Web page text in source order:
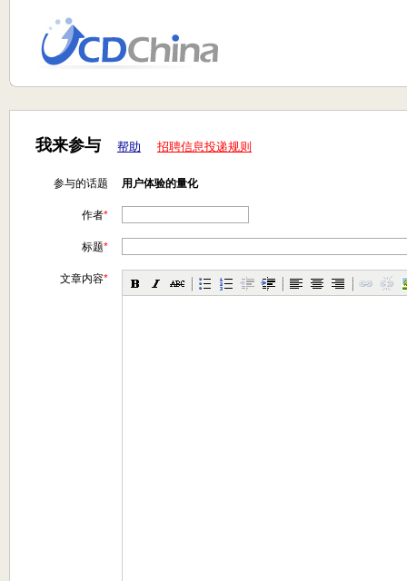
我来参与 帮助 招聘信息投递规则
参与的话题 用户体验的量化
作者*
标题*
文章内容*